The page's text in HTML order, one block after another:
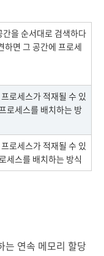
을 순서대로 검색하다
하면 그 공간에 프로세
로세스가 적재될 수 있
로세스를 배치하는 방
로세스가 적재될 수 있
세스를 배치하는 방식
는 연속 메모리 할당